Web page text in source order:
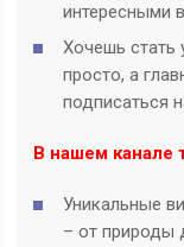
интересными
Хочешь стать
просто, а
подписаться
В нашем канале
Уникальные
– от природы